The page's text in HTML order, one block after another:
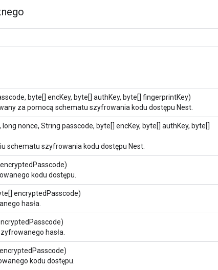
byte[] encKey, byte[] authKey, byte[] fingerprintKey)
za pomocą schematu szyfrowania kodu dostępu Nest.
nonce, String passcode, byte[] encKey, byte[] authKey, byte[]
schematu szyfrowania kodu dostępu Nest.
kodu dostępu.
encryptedPasscode)
hasła.
hasła.
kodu dostępu.